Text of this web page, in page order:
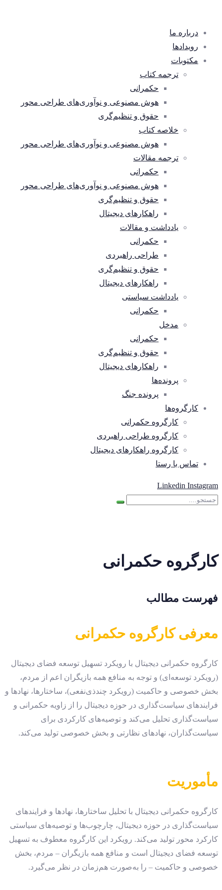
درباره ما
رویدادها
مکتوبات
ترجمه کتاب
حکمرانی
هوش مصنوعی و نوآوری‌های طراحی محور
حقوق و تنظیم‌گری
خلاصه کتاب
هوش مصنوعی و نوآوری‌های طراحی محور
ترجمه مقالات
حکمرانی
هوش مصنوعی و نوآوری‌های طراحی محور
حقوق و تنظیم‌گری
راهکارهای دیجیتال
یادداشت و مقالات
حکمرانی
طراحی راهبردی
حقوق و تنظیم‌گری
راهکارهای دیجیتال
یادداشت سیاستی
حکمرانی
مدخل
حکمرانی
حقوق و تنظیم‌گری
راهکارهای دیجیتال
پرونده‌ها
پرونده جنگ
کارگروه‌ها
کارگروه حکمرانی
کارگروه طراحی راهبردی
کارگروه راهکارهای دیجیتال
تماس با رستا
Linkedin Instagram
کارگروه حکمرانی
فهرست مطالب
معرفیکارگروه حکمرانی
کارگروه حکمرانی دیجیتال با رویکرد تسهیل توسعه فضای دیجیتال
(رویکرد توسعه‌ای) و توجه به منافع همه بازیگران اعم از مردم،
بخش خصوصی و حاکمیت (رویکرد چندذی‌نفعی)، ساختارها، نهادها و
فرایندهای سیاست‌گذاری در حوزه دیجیتال را از زاویه حکمرانی و
سیاست‌گذاری تحلیل می‌کند و توصیه‌های کارکردی برای
سیاست‌گذاران، نهادهای نظارتی و بخش خصوصی تولید می‌کند.
مأموریت
کارگروه حکمرانی دیجیتال با تحلیل ساختارها، نهادها و فرایندهای
سیاست‌گذاری در حوزه دیجیتال، چارچوب‌ها و توصیه‌های سیاستی
کارکرد محور تولید می‌کند. رویکرد این کارگروه معطوف به تسهیل
توسعه فضای دیجیتال است و منافع همه بازیگران – مردم، بخش
خصوصی و حاکمیت – را به‌صورت هم‌زمان در نظر می‌گیرد.